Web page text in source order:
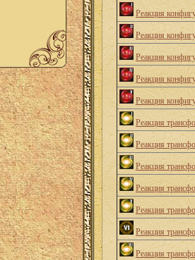
Реакция
Реакция
Реакция
Реакция
Реакция
Реакция
Реакция
Реакция
Реакция
Реакция
Реакция
Реакция